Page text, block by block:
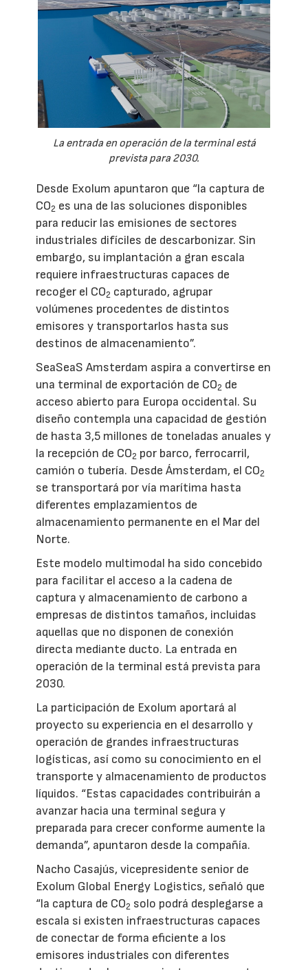
La entrada en operación de la terminal está
prevista para 2030.
Desde Exolum apuntaron que “la captura de
CO2 es una de las soluciones disponibles
para reducir las emisiones de sectores
industriales difíciles de descarbonizar. Sin
embargo, su implantación a gran escala
requiere infraestructuras capaces de
recoger el CO2 capturado, agrupar
volúmenes procedentes de distintos
emisores y transportarlos hasta sus
destinos de almacenamiento”.
SeaSeaS Amsterdam aspira a convertirse en
una terminal de exportación de CO2 de
acceso abierto para Europa occidental. Su
diseño contempla una capacidad de gestión
de hasta 3,5 millones de toneladas anuales y
la recepción de CO2 por barco, ferrocarril,
camión o tubería. Desde Ámsterdam, el CO2
se transportará por vía marítima hasta
diferentes emplazamientos de
almacenamiento permanente en el Mar del
Norte.
Este modelo multimodal ha sido concebido
para facilitar el acceso a la cadena de
captura y almacenamiento de carbono a
empresas de distintos tamaños, incluidas
aquellas que no disponen de conexión
directa mediante ducto. La entrada en
operación de la terminal está prevista para
2030.
La participación de Exolum aportará al
proyecto su experiencia en el desarrollo y
operación de grandes infraestructuras
logísticas, así como su conocimiento en el
transporte y almacenamiento de productos
líquidos. “Estas capacidades contribuirán a
avanzar hacia una terminal segura y
preparada para crecer conforme aumente la
demanda”, apuntaron desde la compañía.
Nacho Casajús, vicepresidente senior de
Exolum Global Energy Logistics, señaló que
“la captura de CO2 solo podrá desplegarse a
escala si existen infraestructuras capaces
de conectar de forma eficiente a los
emisores industriales con diferentes